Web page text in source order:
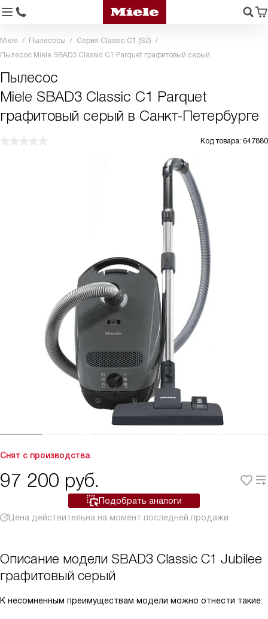
Miele Пылесосы
Серия Classic C1 (S2)
Пылесос Miele SBAD3 Classic C1 Parquet графитовый серый
Пылесос
Miele SBAD3 Classic C1 Parquet
графитовый серый в Санкт-Петербурге
Код товара: 647880
Снят с производства
97 200 руб.
Подобрать аналоги
Цена действительна на момент последней продажи
Описание модели SBAD3 Classic C1 Jubilee
графитовый серый
К несомненным преимуществам модели можно отнести такие: